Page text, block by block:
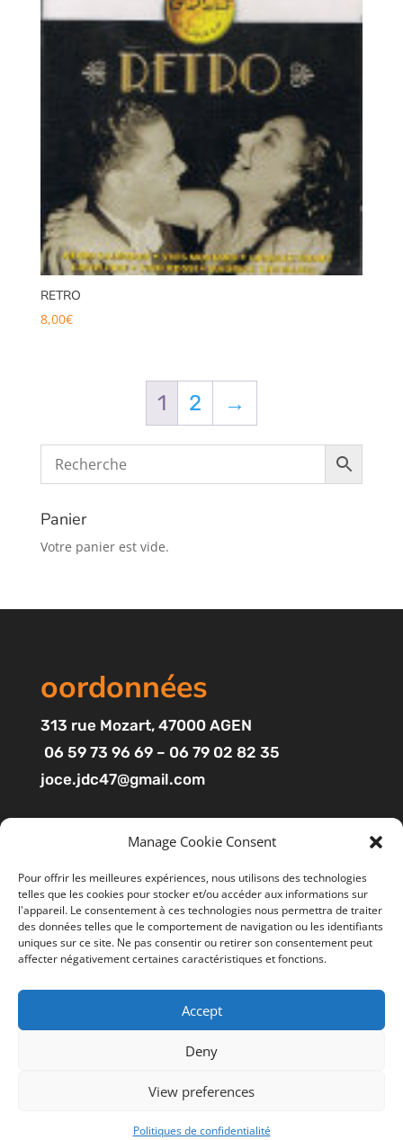
Manage Cookie Consent
Pour offrir les meilleures expériences, nous utilisons des technologies
telles que les cookies pour stocker et/ou accéder aux informations sur
l'appareil. Le consentement à ces technologies nous permettra de traiter
des données telles que le comportement de navigation ou les identifiants
uniques sur ce site. Ne pas consentir ou retirer son consentement peut
affecter négativement certaines caractéristiques et fonctions.
Accept
Deny
View preferences
Politiques de confidentialité
RETRO
8,00€
1 2 →
Panier
Votre panier est vide.
oordonnées
313 rue Mozart, 47000 AGEN
06 59 73 96 69 – 06 79 02 82 35
joce.jdc47@gmail.com
Boutique
Mon compte
Contact
Liens utiles
Ce site utilise des cookies pour améliorer votre
expérience. En cliquant sur “ACCEPTER”, vous consentez à
l'utilisation de tous les cookies. Vous pouvez suivre le lien